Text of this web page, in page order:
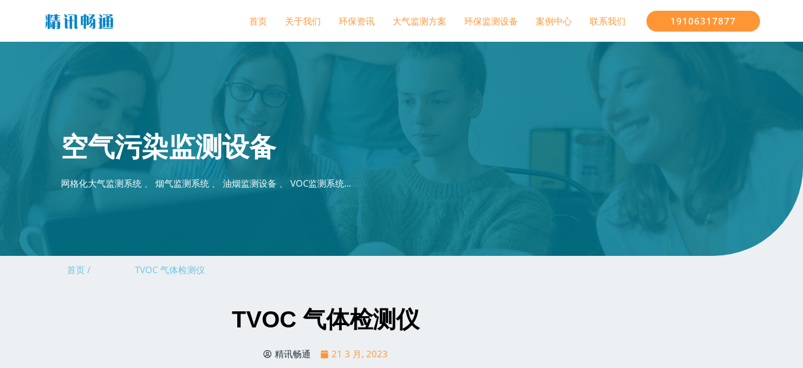
首页 关于我们 环保资讯 大气监测方案 环保监测设备 案例中心 联系我们 19106317877
空气污染监测设备
网格化大气监测系统 、 烟气监测系统 、 油烟监测设备 、 VOC监测系统…
首页 / TVOC 气体检测仪
TVOC 气体检测仪
精讯畅通 21 3 月, 2023